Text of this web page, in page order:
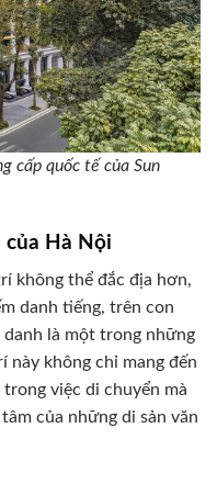
cấp quốc tế của Sun
của Hà Nội
không thể đắc địa hơn,
danh tiếng, trên con
là một trong những
này không chỉ mang đến
việc di chuyển mà
của những di sản văn